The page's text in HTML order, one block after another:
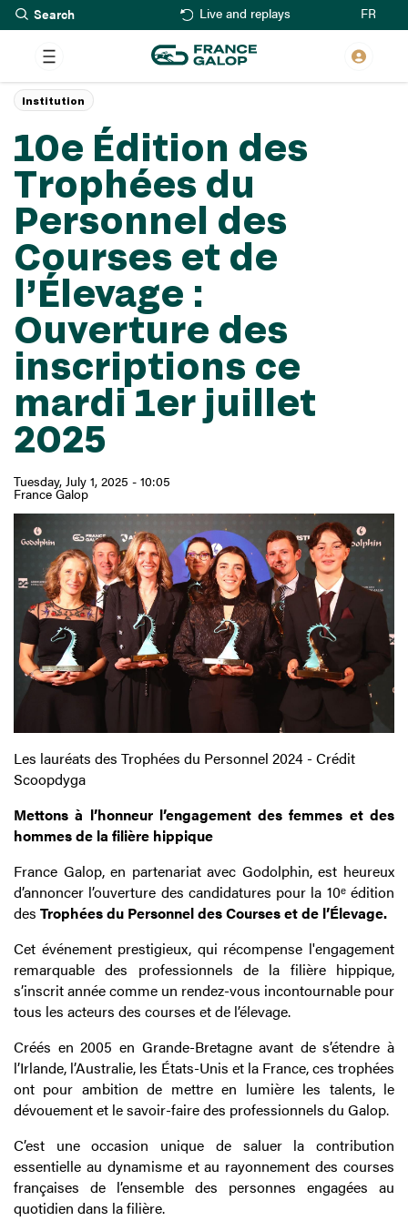
Skip
to
main
content
Live and replays FR
10e Édition des
Trophées du
Personnel des
Courses et de
l’Élevage :
Ouverture des
inscriptions ce
mardi 1er juillet
2025
Tuesday, July 1, 2025 - 10:05
France Galop
Institution
Les lauréats des Trophées du Personnel 2024 - Crédit
Scoopdyga
Mettons à l’honneur l’engagement des femmes et des
hommes de la filière hippique
France Galop, en partenariat avec Godolphin, est heureux
d’annoncer l’ouverture des candidatures pour la 10ᵉédition
des Trophées du Personnel des Courses et de l’Élevage.
Cet événement prestigieux, qui récompense l'engagement
remarquable des professionnels de la filière hippique,
s’inscrit année comme un rendez-vous incontournable pour
tous les acteurs des courses et de l’élevage.
Créés en 2005 en Grande-Bretagne avant de s’étendre à
l’Irlande, l’Australie, les États-Unis et la France, ces trophées
ont pour ambition de mettre en lumière les talents, le
dévouement et le savoir-faire des professionnels du Galop.
C’est une occasion unique de saluer la contribution
essentielle au dynamisme et au rayonnement des courses
françaises de l’ensemble des personnes engagées au
quotidien dans la filière.